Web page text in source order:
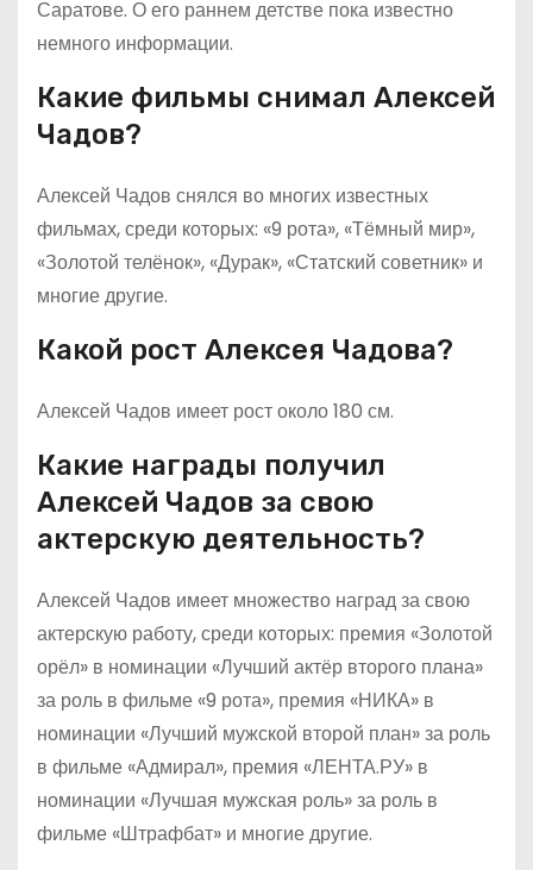
Саратове. О его раннем детстве пока известно
немного информации.
Какие фильмы снимал Алексей
Чадов?
Алексей Чадов снялся во многих известных
фильмах, среди которых: «9 рота», «Тёмный мир»,
«Золотой телёнок», «Дурак», «Статский советник» и
многие другие.
Какой рост Алексея Чадова?
Алексей Чадов имеет рост около 180 см.
Какие награды получил
Алексей Чадов за свою
актерскую деятельность?
Алексей Чадов имеет множество наград за свою
актерскую работу, среди которых: премия «Золотой
орёл» в номинации «Лучший актёр второго плана»
за роль в фильме «9 рота», премия «НИКА» в
номинации «Лучший мужской второй план» за роль
в фильме «Адмирал», премия «ЛЕНТА.РУ» в
номинации «Лучшая мужская роль» за роль в
фильме «Штрафбат» и многие другие.